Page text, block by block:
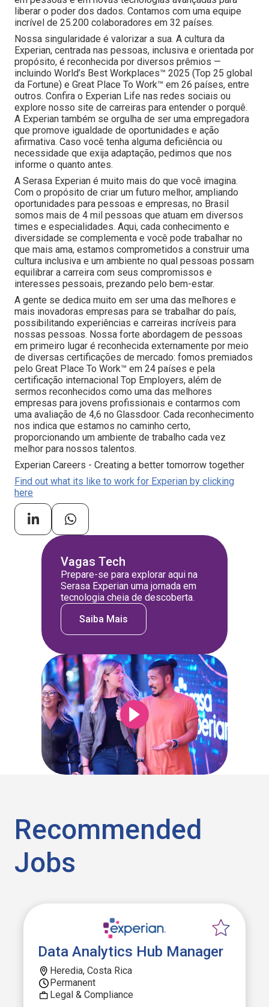
liberar o poder dos dados. Contamos com uma equipe
incrível de 25.200 colaboradores em 32 países.
Nossa singularidade é valorizar a sua. A cultura da
Experian, centrada nas pessoas, inclusiva e orientada por
propósito, é reconhecida por diversos prêmios —
incluindo World’s Best Workplaces™ 2025 (Top 25 global
da Fortune) e Great Place To Work™ em 26 países, entre
outros. Confira o Experian Life nas redes sociais ou
explore nosso site de carreiras para entender o porquê.
A Experian também se orgulha de ser uma empregadora
que promove igualdade de oportunidades e ação
afirmativa. Caso você tenha alguma deficiência ou
necessidade que exija adaptação, pedimos que nos
informe o quanto antes.
A Serasa Experian é muito mais do que você imagina.
Com o propósito de criar um futuro melhor, ampliando
oportunidades para pessoas e empresas, no Brasil
somos mais de 4 mil pessoas que atuam em diversos
times e especialidades. Aqui, cada conhecimento e
diversidade se complementa e você pode trabalhar no
que mais ama, estamos comprometidos a construir uma
cultura inclusiva e um ambiente no qual pessoas possam
equilibrar a carreira com seus compromissos e
interesses pessoais, prezando pelo bem-estar.
A gente se dedica muito em ser uma das melhores e
mais inovadoras empresas para se trabalhar do país,
possibilitando experiências e carreiras incríveis para
nossas pessoas. Nossa forte abordagem de pessoas
em primeiro lugar é reconhecida externamente por meio
de diversas certificações de mercado: fomos premiados
pelo Great Place To Work™ em 24 países e pela
certificação internacional Top Employers, além de
sermos reconhecidos como uma das melhores
empresas para jovens profissionais e contarmos com
uma avaliação de 4,6 no Glassdoor. Cada reconhecimento
nos indica que estamos no caminho certo,
proporcionando um ambiente de trabalho cada vez
melhor para nossos talentos.
Experian Careers - Creating a better tomorrow together
Find out what its like to work for Experian by clicking
here
Vagas Tech
Prepare-se para explorar aqui na
Serasa Experian uma jornada em
tecnologia cheia de descoberta.
Saiba Mais
Recommended
Jobs
Data Analytics Hub Manager
Heredia, Costa Rica
Permanent
Legal & Compliance